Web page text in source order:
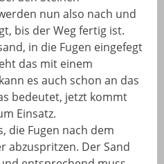
nun also nach und
bis der Weg fertig ist.
in die Fugen eingefegt
das mit einem
es auch schon an das
bedeutet, jetzt kommt
Einsatz.
die Fugen nach dem
abzuspritzen. Der Sand